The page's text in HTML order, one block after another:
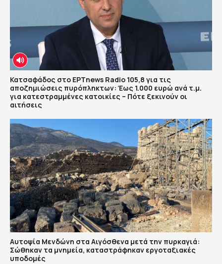
Κατσαφάδος στο ΕΡΤnews Radio 105,8 για τις
αποζημιώσεις πυρόπληκτων: Έως 1.000 ευρώ ανά τ.μ.
για κατεστραμμένες κατοικίες – Πότε ξεκινούν οι
αιτήσεις
Αυτοψία Μενδώνη στα Αιγόσθενα μετά την πυρκαγιά:
Σώθηκαν τα μνημεία, καταστράφηκαν εργοταξιακές
υποδομές